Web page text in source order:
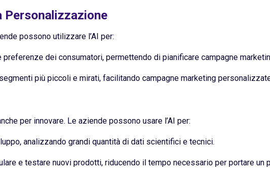
Personalizzazione
possono utilizzare l’AI per:
dei consumatori, permettendo di pianificare campagne
più piccoli e mirati, facilitando campagne marketing
per innovare. Le aziende possono usare l’AI per:
analizzando grandi quantità di dati scientifici e tecnici.
e testare nuovi prodotti, riducendo il tempo necessario per portare un